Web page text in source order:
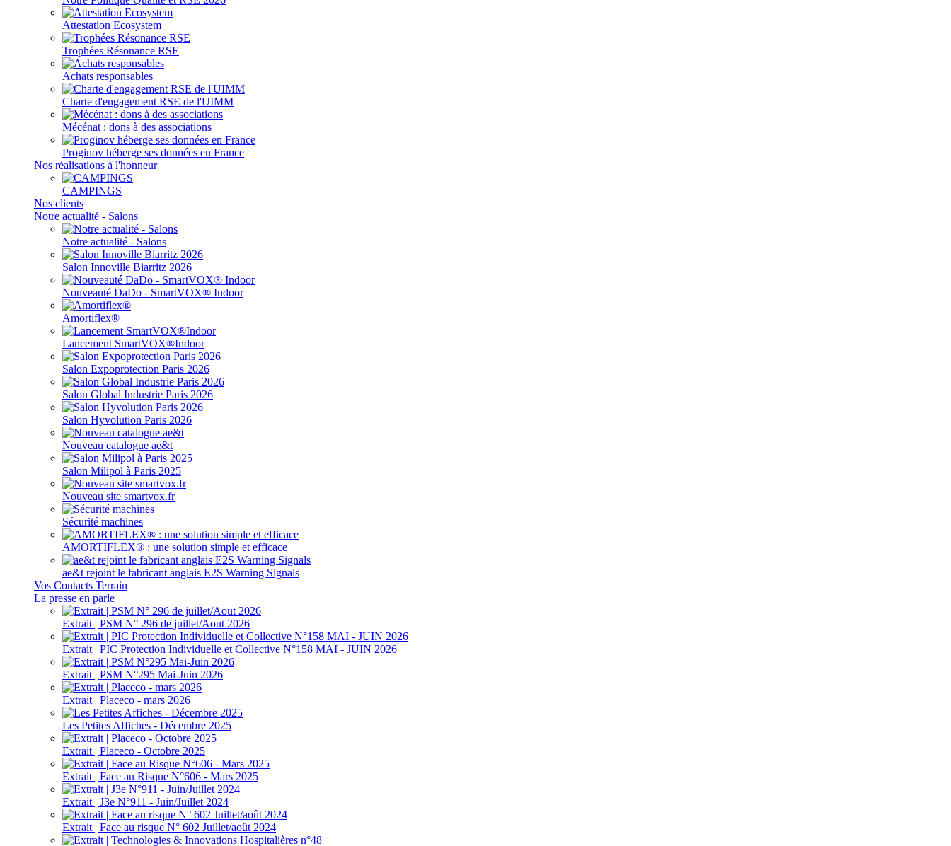
Attestation Ecosystem
Trophées Résonance RSE
Achats responsables
Charte d'engagement RSE de l'UIMM
Mécénat : dons à des associations
Proginov héberge ses données en France
Nos réalisations à l'honneur
CAMPINGS
Nos clients
Notre actualité - Salons
Notre actualité - Salons
Salon Innoville Biarritz 2026
Nouveauté DaDo - SmartVOX® Indoor
Amortiflex®
Lancement SmartVOX®Indoor
Salon Expoprotection Paris 2026
Salon Global Industrie Paris 2026
Salon Hyvolution Paris 2026
Nouveau catalogue ae&t
Salon Milipol à Paris 2025
Nouveau site smartvox.fr
Sécurité machines
AMORTIFLEX® : une solution simple et efficace
ae&t rejoint le fabricant anglais E2S Warning Signals
Vos Contacts Terrain
La presse en parle
Extrait | PSM N° 296 de juillet/Aout 2026
Extrait | PIC Protection Individuelle et Collective N°158 MAI - JUIN 2026
Extrait | PSM N°295 Mai-Juin 2026
Extrait | Placeco - mars 2026
Les Petites Affiches - Décembre 2025
Extrait | Placeco - Octobre 2025
Extrait | Face au Risque N°606 - Mars 2025
Extrait | J3e N°911 - Juin/Juillet 2024
Extrait | Face au risque N° 602 Juillet/août 2024